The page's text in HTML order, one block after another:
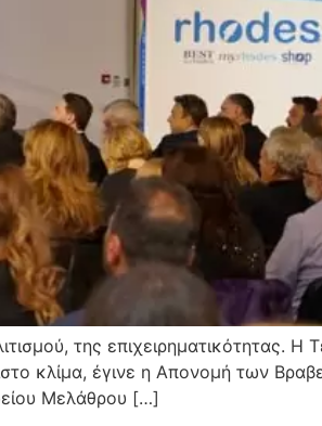
της επιχειρηματικότητας. Η
κλίμα, έγινε η Απονομή των
Μελάθρου […]